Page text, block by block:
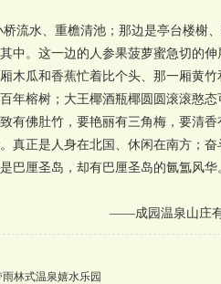
流水、重檐清池；那边是亭台楼榭
中。这一边的人参果菠萝蜜急切的
木瓜和香蕉忙着比个头、那一厢黄
年榕树；大王椰酒瓶椰圆圆滚滚憨
有佛肚竹，要艳丽有三角梅，要清
真正是人身在北国、休闲在南方；
巴厘圣岛，却有巴厘圣岛的氤氲风华
——成园温泉山庄
林式温泉嬉水乐园